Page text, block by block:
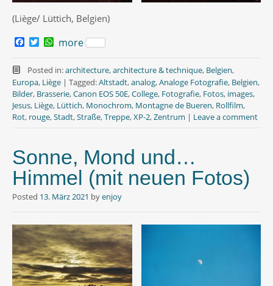
(Liège/ Lüttich, Belgien)
c
e
b
o
o
k
T
i
t
t
e
r
W
a
t
s
A
p
p
more
Posted in:architecture,architecture & technique, Belgien,
Europa, Liège | Tagged:Altstadt,analog,Analoge Fotografie, Belgien,
Bilder, Brasserie,Canon EOS 50E,College, Fotografie, Fotos, images,
Jesus, Liège, Lüttich, Monochrom, Montagne de Bueren, Rollfilm,
Rot, rouge,Stadt,Straße,Treppe,XP-2,Zentrum | Leave a comment
Sonne, Mond und…
Himmel (mit neuen Fotos)
Posted 13. März 2021 byenjoy